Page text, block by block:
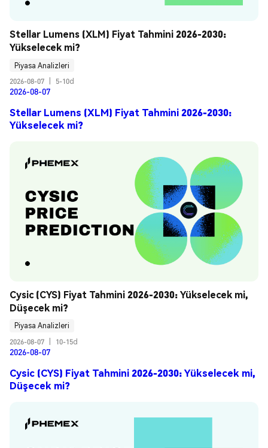
Stellar Lumens (XLM) Fiyat Tahmini 2026-2030:
Yükselecek mi?
Piyasa Analizleri
2026-08-07
5-10d
2026-08-07
Stellar Lumens (XLM) Fiyat Tahmini 2026-2030:
Yükselecek mi?
Cysic (CYS) Fiyat Tahmini 2026-2030: Yükselecek mi,
Düşecek mi?
Piyasa Analizleri
2026-08-07
10-15d
2026-08-07
Cysic (CYS) Fiyat Tahmini 2026-2030: Yükselecek mi,
Düşecek mi?